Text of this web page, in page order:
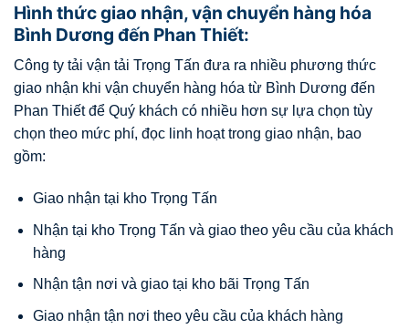
Hình thức giao nhận, vận chuyển hàng hóa
Bình Dương đến Phan Thiết:
Công ty tải vận tải Trọng Tấn đưa ra nhiều phương thức
giao nhận khi vận chuyển hàng hóa từ Bình Dương đến
Phan Thiết để Quý khách có nhiều hơn sự lựa chọn tùy
chọn theo mức phí, đọc linh hoạt trong giao nhận, bao
gồm:
Giao nhận tại kho Trọng Tấn
Nhận tại kho Trọng Tấn và giao theo yêu cầu của khách
hàng
Nhận tận nơi và giao tại kho bãi Trọng Tấn
Giao nhận tận nơi theo yêu cầu của khách hàng